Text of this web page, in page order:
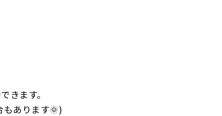
きます。
もあります🌞)